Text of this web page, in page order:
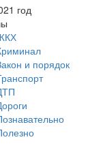
год
и порядок